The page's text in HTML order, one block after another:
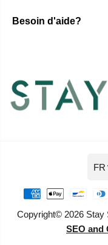
Besoin d'aide?
Copyright© 2026 Stay
SEO and
FR